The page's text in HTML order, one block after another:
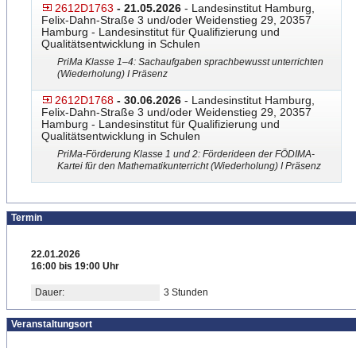
2612D1763 - 21.05.2026 - Landesinstitut Hamburg,
Felix-Dahn-Straße 3 und/oder Weidenstieg 29, 20357
Hamburg - Landesinstitut für Qualifizierung und
Qualitätsentwicklung in Schulen
PriMa Klasse 1–4: Sachaufgaben sprachbewusst unterrichten
(Wiederholung) I Präsenz
2612D1768 - 30.06.2026 - Landesinstitut Hamburg,
Felix-Dahn-Straße 3 und/oder Weidenstieg 29, 20357
Hamburg - Landesinstitut für Qualifizierung und
Qualitätsentwicklung in Schulen
PriMa-Förderung Klasse 1 und 2: Förderideen der FÖDIMA-
Kartei für den Mathematikunterricht (Wiederholung) I Präsenz
Termin
22.01.2026
16:00 bis 19:00 Uhr
Dauer: 3 Stunden
Veranstaltungsort